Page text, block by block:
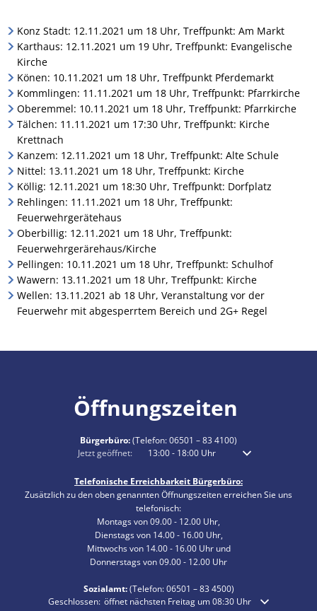
Konz Stadt: 12.11.2021 um 18 Uhr, Treffpunkt: Am Markt
Karthaus: 12.11.2021 um 19 Uhr, Treffpunkt: Evangelische
Kirche
Könen: 10.11.2021 um 18 Uhr, Treffpunkt Pferdemarkt
Kommlingen: 11.11.2021 um 18 Uhr, Treffpunkt: Pfarrkirche
Oberemmel: 10.11.2021 um 18 Uhr, Treffpunkt: Pfarrkirche
Tälchen: 11.11.2021 um 17:30 Uhr, Treffpunkt: Kirche
Krettnach
Kanzem: 12.11.2021 um 18 Uhr, Treffpunkt: Alte Schule
Nittel: 13.11.2021 um 18 Uhr, Treffpunkt: Kirche
Köllig: 12.11.2021 um 18:30 Uhr, Treffpunkt: Dorfplatz
Rehlingen: 11.11.2021 um 18 Uhr, Treffpunkt:
Feuerwehrgerätehaus
Oberbillig: 12.11.2021 um 18 Uhr, Treffpunkt:
Feuerwehrgerärehaus/Kirche
Pellingen: 10.11.2021 um 18 Uhr, Treffpunkt: Schulhof
Wawern: 13.11.2021 um 18 Uhr, Treffpunkt: Kirche
Wellen: 13.11.2021 ab 18 Uhr, Veranstaltung vor der
Feuerwehr mit abgesperrtem Bereich und 2G+ Regel
Öffnungszeiten
Bürgerbüro:(Telefon:06501 – 83 4100)
Klicken, um weitere Öffnungs- oder Schließzeiten auszublenden
Jetzt geöffnet: 13:00- 18:00Uhr Von 13:00 bis 18:00
Telefonische Erreichbarkeit Bürgerbüro:
Zusätzlich zu den oben genannten Öffnungszeiten erreichen Sie uns
telefonisch:
Montags von 09.00 - 12.00 Uhr,
Dienstags von 14.00 - 16.00 Uhr,
Mittwochs von 14.00 - 16.00 Uhr und
Donnerstags von 09.00 - 12.00 Uhr
Sozialamt:(Telefon:06501 – 834500)
Klicken, um weitere Öffnungs- oder Schließzeiten auszublenden
Geschlossen: öffnet nächsten Freitag um 08:30 Uhr